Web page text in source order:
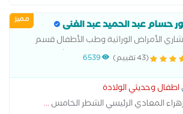
مميز حسام عبد الحميد عبد الغنى
الأمراض الوراثية وطب الأطفال قسم
الطبية كلية الطب جامعة عين شمس.
(43 تقييم) 6539
اطفال وحديثي الولادة
المعادي الرئيسي الشطر الخامس...